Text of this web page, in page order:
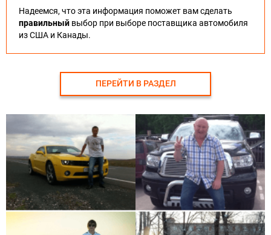
Надеемся, что эта информация поможет вам сделать
правильный выбор при выборе поставщика автомобиля
из США и Канады.
ПЕРЕЙТИ В РАЗДЕЛ